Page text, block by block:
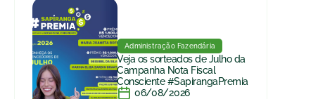
Administração Fazendária
Veja os sorteados de Julho da
Campanha Nota Fiscal
Consciente #SapirangaPremia
06/08/2026